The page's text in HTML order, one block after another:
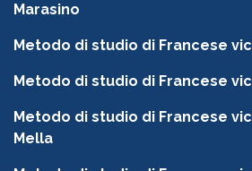
Marasino
Metodo di studio di Francese
Metodo di studio di Francese
Metodo di studio di Francese
Mella